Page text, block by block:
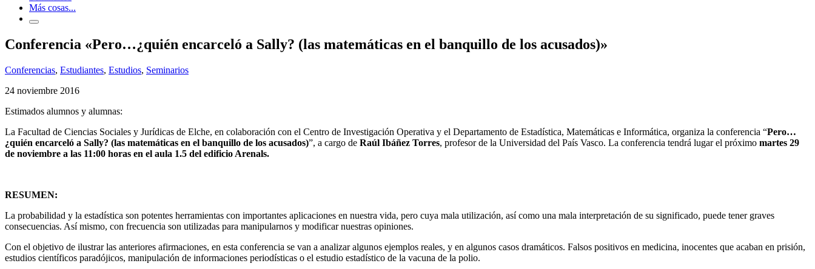
Más cosas...
Conferencia «Pero…¿quién encarceló a Sally? (las matemáticas en el banquillo de los acusados)»
Conferencias, Estudiantes, Estudios, Seminarios
24 noviembre 2016
Estimados alumnos y alumnas:
La Facultad de Ciencias Sociales y Jurídicas de Elche, en colaboración con el Centro de Investigación Operativa y el Departamento de Estadística, Matemáticas e Informática, organiza la conferencia “Pero…
¿quién encarceló a Sally? (las matemáticas en el banquillo de los acusados)”, a cargo de Raúl Ibáñez Torres, profesor de la Universidad del País Vasco. La conferencia tendrá lugar el próximo martes 29
de noviembre a las 11:00 horas en el aula 1.5 del edificio Arenals.
RESUMEN:
La probabilidad y la estadística son potentes herramientas con importantes aplicaciones en nuestra vida, pero cuya mala utilización, así como una mala interpretación de su significado, puede tener graves
consecuencias. Así mismo, con frecuencia son utilizadas para manipularnos y modificar nuestras opiniones.
Con el objetivo de ilustrar las anteriores afirmaciones, en esta conferencia se van a analizar algunos ejemplos reales, y en algunos casos dramáticos. Falsos positivos en medicina, inocentes que acaban en prisión,
estudios científicos paradójicos, manipulación de informaciones periodísticas o el estudio estadístico de la vacuna de la polio.